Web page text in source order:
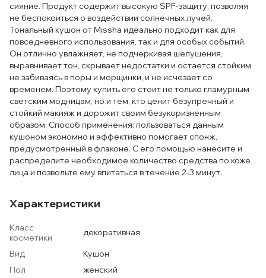
сияние. Продукт содержит высокую SPF-защиту, позволяя
не беспокоиться о воздействии солнечных лучей.
Тональный кушон от Missha идеально подходит как для
повседневного использования, так и для особых событий.
Он отлично увлажняет, не подчеркивая шелушения,
выравнивает тон, скрывает недостатки и остается стойким,
не забиваясь в поры и морщинки, и не исчезает со
временем. Поэтому купить его стоит не только гламурным
светским модницам, но и тем, кто ценит безупречный и
стойкий макияж и дорожит своим безукоризненным
образом. Способ применения: пользоваться данным
кушоном экономно и эффективно помогает спонж,
предусмотренный в флаконе. С его помощью нанесите и
распределите необходимое количество средства по коже
лица и позвольте ему впитаться в течение 2-3 минут.
Характеристики
Класс
косметики
декоративная
Вид
Кушон
Пол
женский